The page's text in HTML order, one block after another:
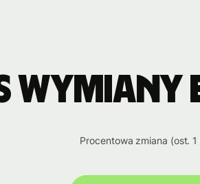
wymiany
Procentowa zmiana (ost.